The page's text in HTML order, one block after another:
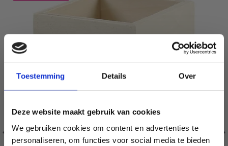
Toestemming Details Over
Deze website maakt gebruik van cookies
We gebruiken cookies om content en advertenties te
personaliseren, om functies voor social media te bieden